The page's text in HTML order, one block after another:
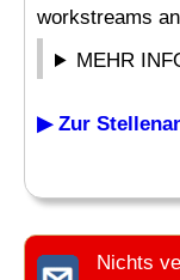
workstreams
MEHR
▶ Zur
Nichts